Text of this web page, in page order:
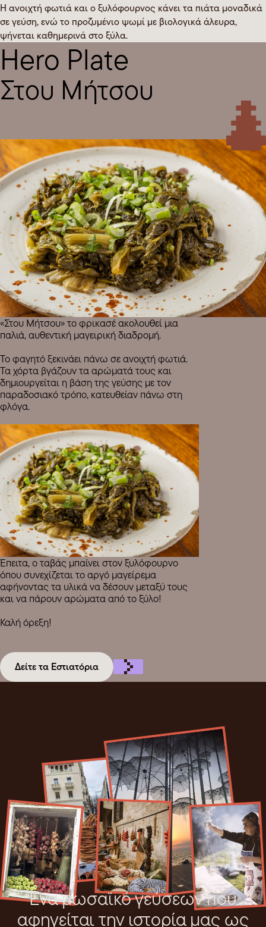
Η ανοιχτή φωτιά και ο ξυλόφουρνος κάνει τα πιάτα μοναδικά
σε γεύση, ενώ το προζυμένιο ψωμί με βιολογικά άλευρα,
ψήνεται καθημερινά στο ξύλα.
Hero Plate
Στου Μήτσου
«Στου Μήτσου» το φρικασέ ακολουθεί μια
παλιά, αυθεντική μαγειρική διαδρομή.
Το φαγητό ξεκινάει πάνω σε ανοιχτή φωτιά.
Τα χόρτα βγάζουν τα αρώματά τους και
δημιουργείται η βάση της γεύσης με τον
παραδοσιακό τρόπο, κατευθείαν πάνω στη
φλόγα.
Έπειτα, ο ταβάς μπαίνει στον ξυλόφουρνο
όπου συνεχίζεται το αργό μαγείρεμα
αφήνοντας τα υλικά να δέσουν μεταξύ τους
και να πάρουν αρώματα από το ξύλο!
Καλή όρεξη!
Δείτε τα Εστιατόρια
Ένα μωσαϊκό γεύσεων που
αφηγείται την ιστορία μας ως